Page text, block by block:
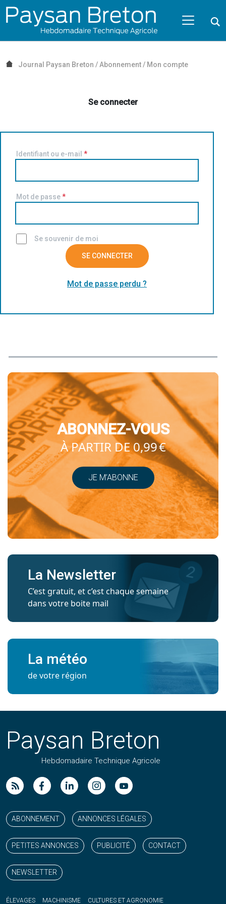
Passer au contenu
NAVIGATION MOBILE
NAVIGATION
PRINCIPALE
Journal Paysan Breton / Abonnement/ Mon compte
Se connecter
Identifiant ou e-mail *
Mot de passe*
Se souvenir de moi
SE CONNECTER
Mot de passe perdu ?
ABONNEZ-VOUS
À PARTIR DE 0,99 €
JE M’ABONNE
La Newsletter
C’est gratuit, et c’est chaque semaine
dans votre boite mail
La météo
de votre région
Paysan Breton
Hebdomadaire Technique Agricole
ABONNEMENT ANNONCES LÉGALES
PETITES ANNONCES PUBLICITÉ CONTACT
NEWSLETTER
ÉLEVAGES MACHINISME CULTURES ET AGRONOMIE